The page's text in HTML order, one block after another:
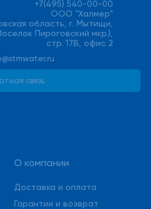
О компании
Доставка и оплата
Гарантии и возврат
+7(495) 540-00-00
ООО "Халмер"
область, г. Мытищи,
Пироговский мкр.),
стр. 17В, офис 2
связь